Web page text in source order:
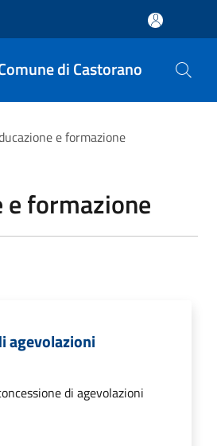
di Castorano
e formazione
e formazione
agevolazioni
di agevolazioni